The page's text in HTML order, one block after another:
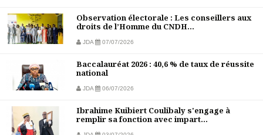
Observation électorale : Les conseillers aux
droits de l’Homme du CNDH...
JDA 07/07/2026
Baccalauréat 2026 : 40,6 % de taux de réussite
national
JDA 06/07/2026
Ibrahime Kuibiert Coulibaly s'engage à
remplir sa fonction avec impart...